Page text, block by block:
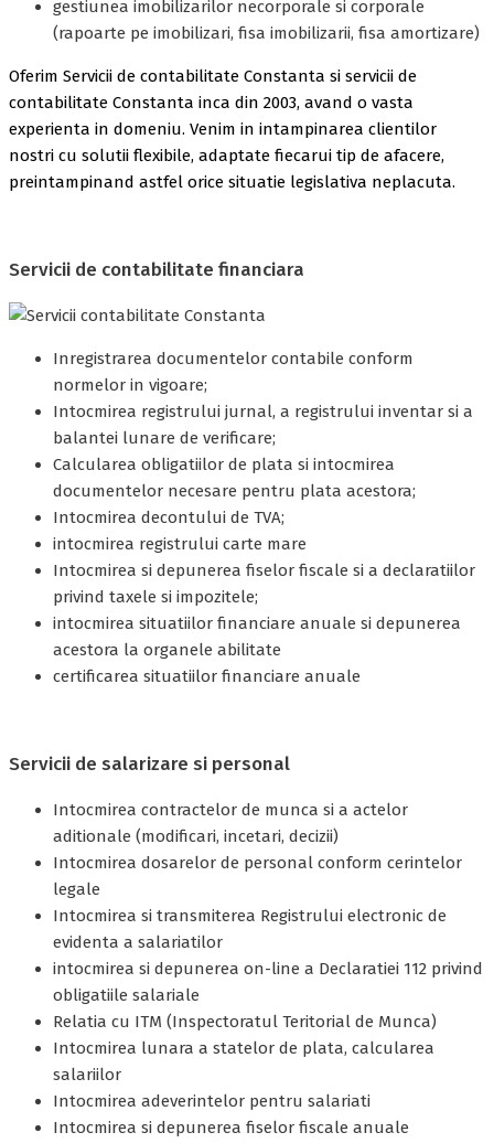
gestiunea imobilizarilor necorporale si corporale
(rapoarte pe imobilizari, fisa imobilizarii, fisa amortizare)
Oferim Servicii de contabilitate Constanta si servicii de
contabilitate Constanta inca din 2003, avand o vasta
experienta in domeniu. Venim in intampinarea clientilor
nostri cu solutii flexibile, adaptate fiecarui tip de afacere,
preintampinand astfel orice situatie legislativa neplacuta.
Servicii de contabilitate financiara
Inregistrarea documentelor contabile conform
normelor in vigoare;
Intocmirea registrului jurnal, a registrului inventar si a
balantei lunare de verificare;
Calcularea obligatiilor de plata si intocmirea
documentelor necesare pentru plata acestora;
Intocmirea decontului de TVA;
intocmirea registrului carte mare
Intocmirea si depunerea fiselor fiscale si a declaratiilor
privind taxele si impozitele;
intocmirea situatiilor financiare anuale si depunerea
acestora la organele abilitate
certificarea situatiilor financiare anuale
Servicii de salarizare si personal
Intocmirea contractelor de munca si a actelor
aditionale (modificari, incetari, decizii)
Intocmirea dosarelor de personal conform cerintelor
legale
Intocmirea si transmiterea Registrului electronic de
evidenta a salariatilor
intocmirea si depunerea on-line a Declaratiei 112 privind
obligatiile salariale
Relatia cu ITM (Inspectoratul Teritorial de Munca)
Intocmirea lunara a statelor de plata, calcularea
salariilor
Intocmirea adeverintelor pentru salariati
Intocmirea si depunerea fiselor fiscale anuale